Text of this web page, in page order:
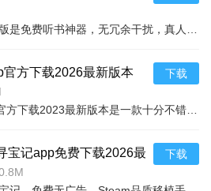
官方下载2026最新版本
版
下载
宝记app免费下载2026最
卓版
下载